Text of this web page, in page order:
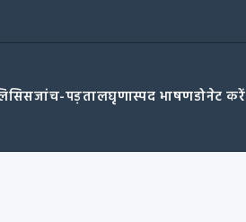
जांच-पड़तालघृणास्पद भाषणडोनेट करें